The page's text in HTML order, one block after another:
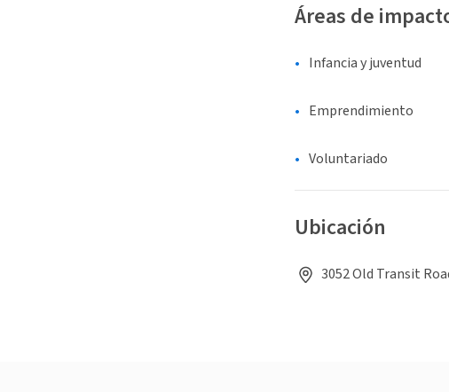
Áreas de
Infancia y juventud
Emprendimiento
Voluntariado
Ubicación
3052 Old Transit